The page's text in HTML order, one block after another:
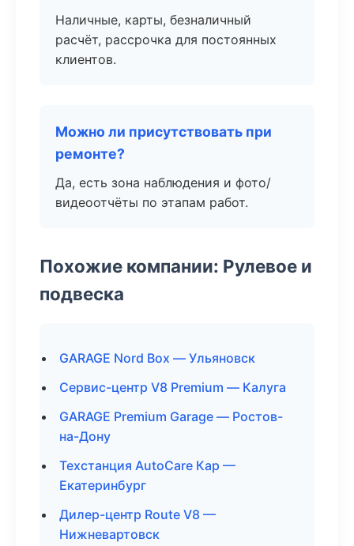
Наличные, карты, безналичный
расчёт, рассрочка для постоянных
клиентов.
Можно ли присутствовать при
ремонте?
Да, есть зона наблюдения и фото/
видеоотчёты по этапам работ.
Похожие компании: Рулевое и
подвеска
GARAGE Nord Box — Ульяновск
Сервис-центр V8 Premium — Калуга
GARAGE Premium Garage — Ростов-
на-Дону
Техстанция AutoCare Кар —
Екатеринбург
Дилер-центр Route V8 —
Нижневартовск